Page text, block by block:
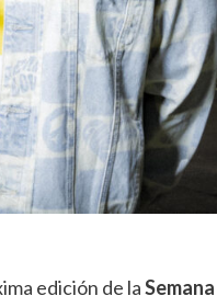
edición de la